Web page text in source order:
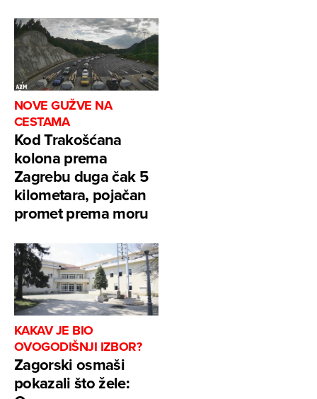
NOVE GUŽVE NA
CESTAMA
Kod Trakošćana
kolona prema
Zagrebu duga čak 5
kilometara, pojačan
promet prema moru
KAKAV JE BIO
OVOGODIŠNJI IZBOR?
Zagorski osmaši
pokazali što žele: